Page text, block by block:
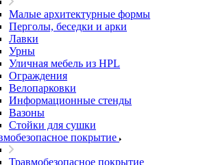
Малые архитектурные формы
Перголы, беседки и арки
Лавки
Урны
Уличная мебель из HPL
Ограждения
Велопарковки
Информационные стенды
Вазоны
Стойки для сушки
покрытие
Травмобезопасное покрытие